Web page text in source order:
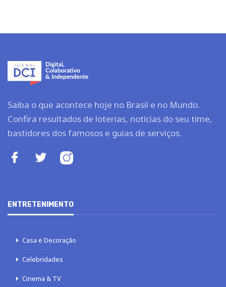
Saiba o que acontece hoje no Brasil e no Mundo.
Confira resultados de loterias, notícias do seu time,
bastidores dos famosos e guias de serviços.
ENTRETENIMENTO
Casa e Decoração
Celebridades
Cinema & TV